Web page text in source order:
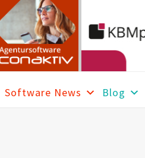
Software News Blog